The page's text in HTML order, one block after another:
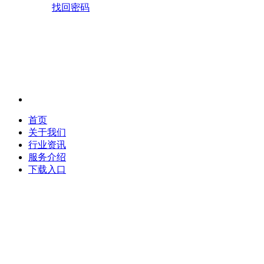
找回密码
首页
关于我们
行业资讯
服务介绍
下载入口